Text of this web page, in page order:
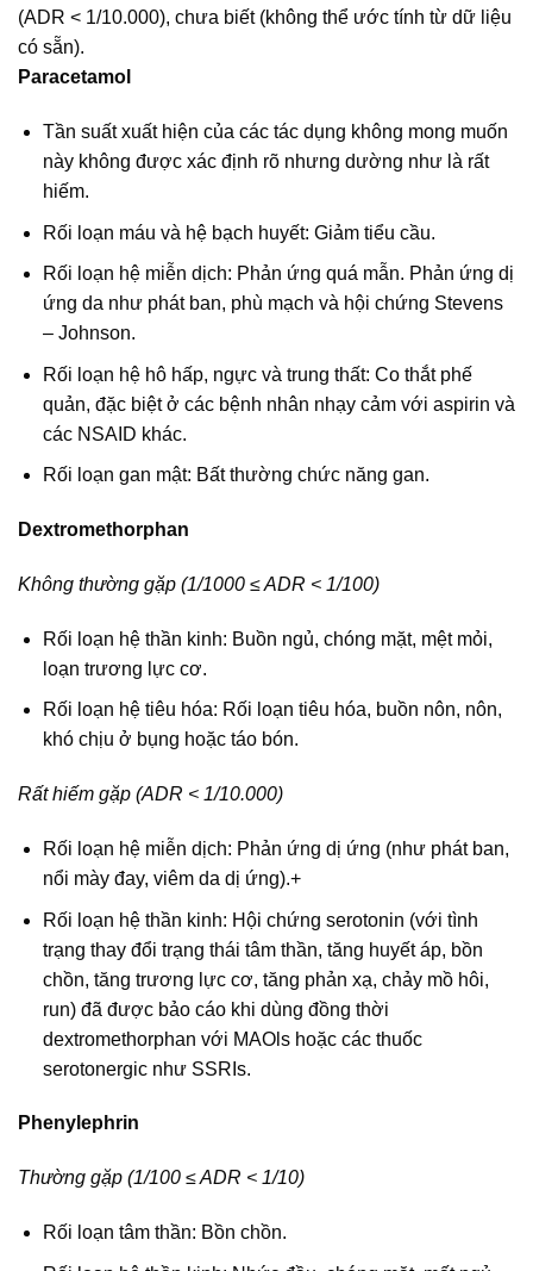
(ADR < 1/10.000), chưa biết (không thể ước tính từ dữ liệu
có sẵn).
Paracetamol
Tần suất xuất hiện của các tác dụng không mong muốn
này không được xác định rõ nhưng dường như là rất
hiếm.
Rối loạn máu và hệ bạch huyết: Giảm tiểu cầu.
Rối loạn hệ miễn dịch: Phản ứng quá mẫn. Phản ứng dị
ứng da như phát ban, phù mạch và hội chứng Stevens
– Johnson.
Rối loạn hệ hô hấp, ngực và trung thất: Co thắt phế
quản, đặc biệt ở các bệnh nhân nhạy cảm với aspirin và
các NSAID khác.
Rối loạn gan mật: Bất thường chức năng gan.
Dextromethorphan
Không thường gặp (1/1000 ≤ ADR < 1/100)
Rối loạn hệ thần kinh: Buồn ngủ, chóng mặt, mệt mỏi,
loạn trương lực cơ.
Rối loạn hệ tiêu hóa: Rối loạn tiêu hóa, buồn nôn, nôn,
khó chịu ở bụng hoặc táo bón.
Rất hiếm gặp (ADR < 1/10.000)
Rối loạn hệ miễn dịch: Phản ứng dị ứng (như phát ban,
nổi mày đay, viêm da dị ứng).+
Rối loạn hệ thần kinh: Hội chứng serotonin (với tình
trạng thay đổi trạng thái tâm thần, tăng huyết áp, bồn
chồn, tăng trương lực cơ, tăng phản xạ, chảy mồ hôi,
run) đã được bảo cáo khi dùng đồng thời
dextromethorphan với MAOls hoặc các thuốc
serotonergic như SSRIs.
Phenylephrin
Thường gặp (1/100 ≤ ADR < 1/10)
Rối loạn tâm thần: Bồn chồn.